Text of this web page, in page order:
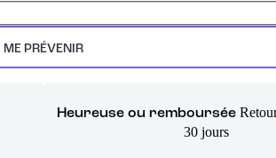
ME PRÉVENIR
Heureuse ou remboursée
30 jours